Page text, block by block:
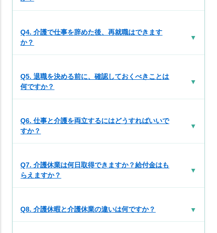
Q4. 介護で仕事を辞めた後、再就職はできます
か？
▼
Q5. 退職を決める前に、確認しておくべきことは
何ですか？
▼
Q6. 仕事と介護を両立するにはどうすればいいで
すか？
▼
Q7. 介護休業は何日取得できますか？給付金はも
らえますか？
▼
Q8. 介護休暇と介護休業の違いは何ですか？ ▼
職
に
試
し
方
が
よ
こ
と
介
護
別
｜